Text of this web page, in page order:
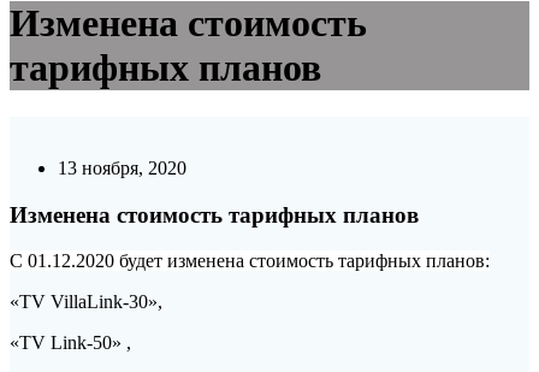
Изменена стоимость
тарифных планов
13 ноября, 2020
Изменена стоимость тарифных планов
С 01.12.2020 будет изменена стоимость тарифных планов:
«TV VillaLink-30»,
«TV Link-50» ,